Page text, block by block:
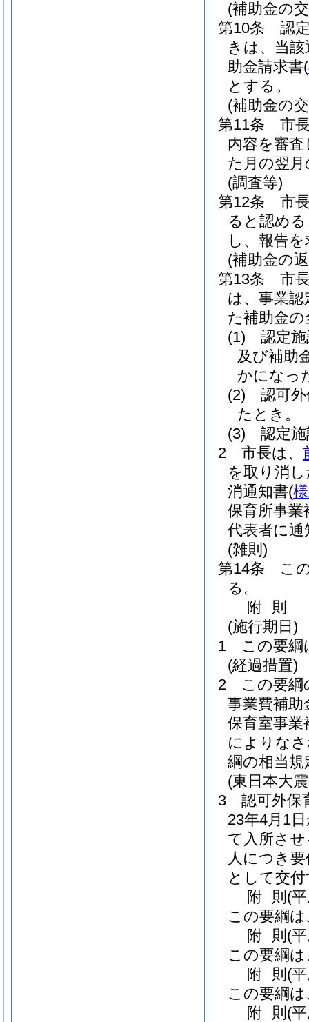
(補助金の
第10条
認
きは、当
助金請求書(
とする。
(補助金の
第11条
市
内容を審
た月の翌
(調査等)
第12条
市
ると認め
し、報告
(補助金の
第13条
市
は、事業
た補助金
(1)
認定
及び補助
かになっ
(2)
認可
たとき。
(3)
認定
2
市長は、
を取り消
消通知書(
保育所事業
代表者に
(雑則)
第14条
こ
る。
附 則
(施行期日)
1
この要綱
(経過措置)
2
この要綱
事業費補助
保育室事業
によりな
綱の相当
(東日本大
3
認可外保
23年4月1
て入所さ
人につき
として交
附 則 (
この要綱
附 則 (
この要綱
附 則 (
この要綱
附 則 (